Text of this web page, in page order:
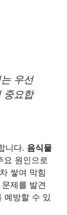
우선
중요합
니다. 음식물
요 원인으로
쌓여 막힘
제를 발견
예방할 수 있